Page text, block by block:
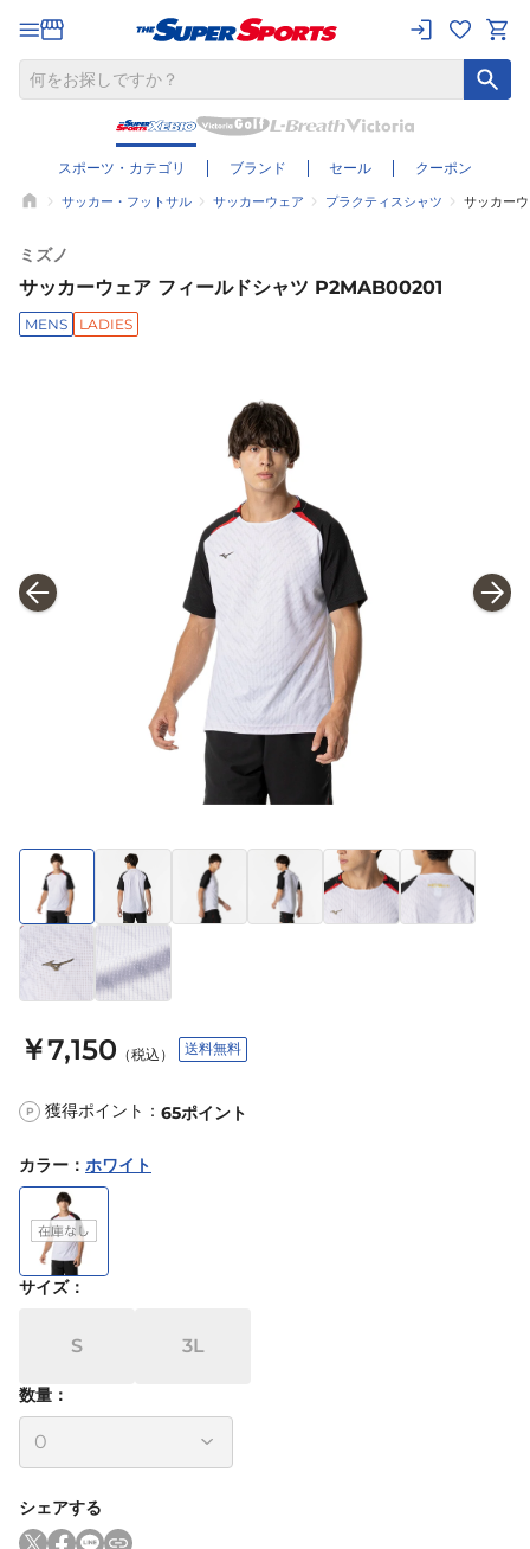
スポーツ・カテゴリ ブランド セール クーポン
サッカー・フットサル サッカーウェア プラクティスシャツ サッカー
ミズノ
サッカーウェア フィールドシャツ P2MAB00201
MENS LADIES
￥7,150 （税込） 送料無料
P 獲得ポイント： 65ポイント
カラー ： ホワイト
サイズ：
S 3L
数量：
シェアする